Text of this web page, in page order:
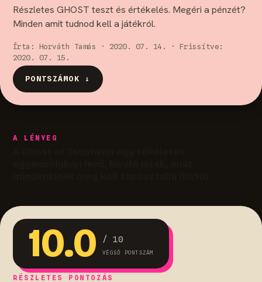
Részletes GHOST teszt és értékelés. Megéri a pénzét?
Minden amit tudnod kell a játékról.
Írta: Horváth Tamás · 2020. 07. 14. · Frissítve:
2020. 07. 15.
PONTSZÁMOK ↓
A LÉNYEG
10.0 / 10
VÉGSŐ PONTSZÁM
RÉSZLETES PONTOZÁS